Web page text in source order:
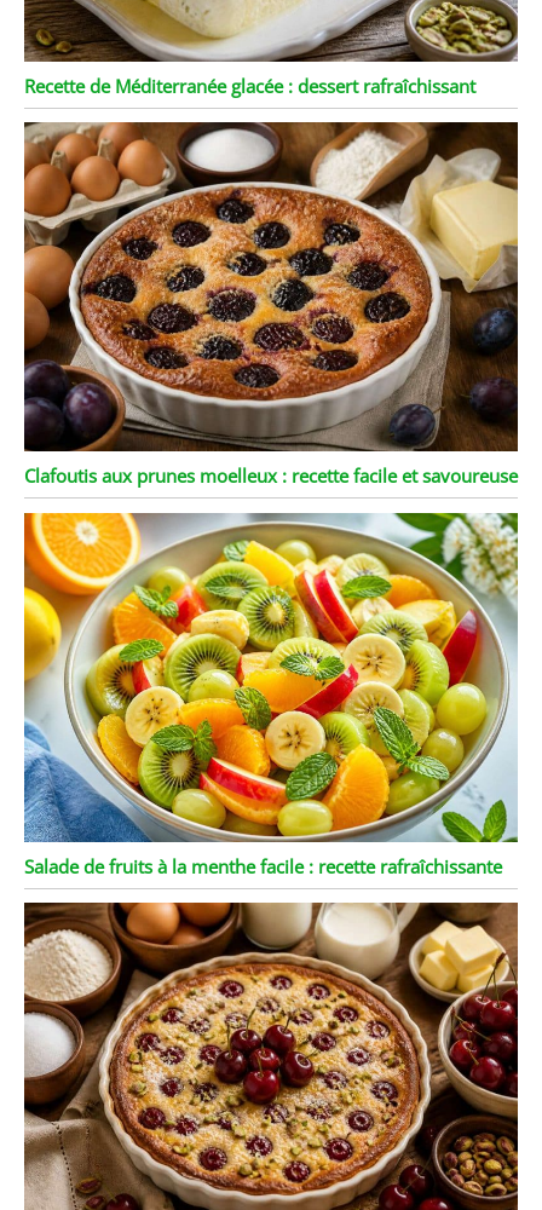
Recette de Méditerranée glacée : dessert rafraîchissant
Clafoutis aux prunes moelleux : recette facile et savoureuse
Salade de fruits à la menthe facile : recette rafraîchissante